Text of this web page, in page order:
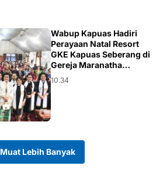
Wabup Kapuas Hadiri
Perayaan Natal Resort
GKE Kapuas Seberang di
Gereja Maranatha
Dahirang
10.34
Muat Lebih Banyak